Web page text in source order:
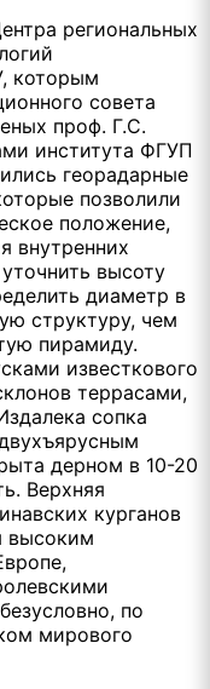
региональных
которым
совета
проф. Г.С.
института ФГУП
георадарные
позволили
положение,
внутренних
высоту
диаметр в
структуру, чем
пирамиду.
известкового
террасами,
сопка
дерном в 10-20
Верхняя
курганов
высоким
по
мирового